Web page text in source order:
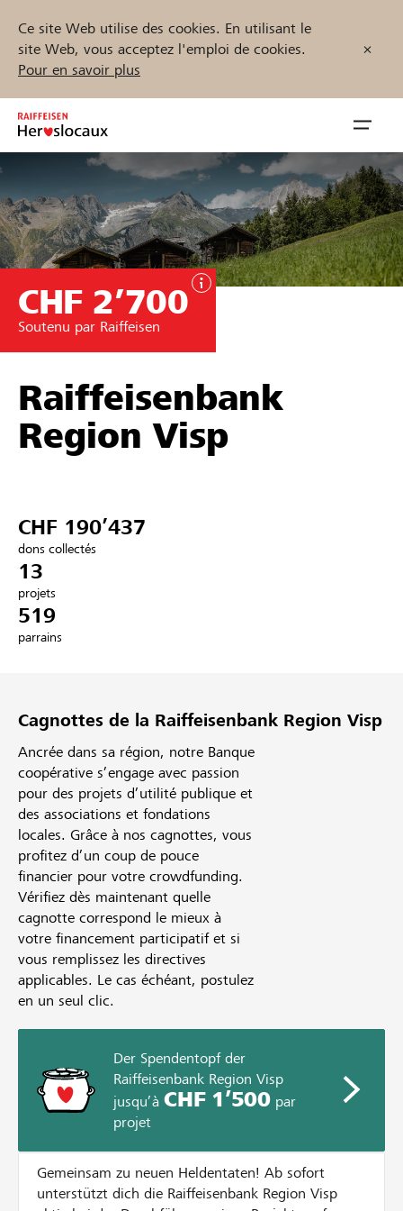
Ce site Web utilise des cookies. En utilisant le
site Web, vous acceptez l'emploi de cookies.
Pour en savoir plus
Inhalt
springen
öffnen
Parrainer
Soutien & assistance
Partenaires / Banques Raiffeisen
Se connecter
S'inscrire
Trouvez des projets et des organisations
Démarrez maintenant
CHF 2’700
Soutenu par Raiffeisen
Raiffeisenbank
Region Visp
CHF 190’437
dons collectés
13
projets
519
parrains
Cagnottes de la Raiffeisenbank Region Visp
Ancrée dans sa région, notre Banque
coopérative s’engage avec passion
pour des projets d’utilité publique et
des associations et fondations
locales. Grâce à nos cagnottes, vous
profitez d’un coup de pouce
financier pour votre crowdfunding.
Vérifiez dès maintenant quelle
cagnotte correspond le mieux à
votre financement participatif et si
vous remplissez les directives
applicables. Le cas échéant, postulez
en un seul clic.
Der Spendentopf der
Raiffeisenbank Region Visp
jusqu’à CHF 1’500par
projet
Gemeinsam zu neuen Heldentaten! Ab sofort
unterstützt dich die Raiffeisenbank Region Visp